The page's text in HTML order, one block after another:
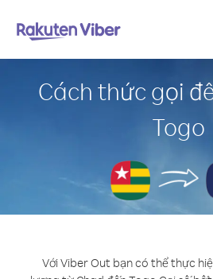
Cách thức gọi
Togo
Với Viber Out bạn có thể thực